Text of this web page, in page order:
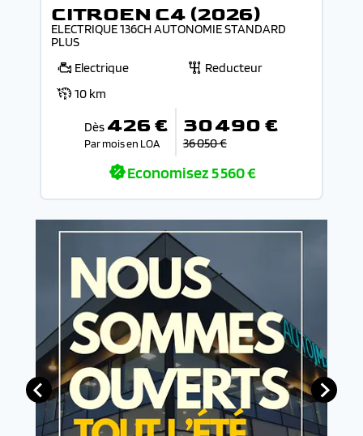
CITROEN C4 (2026)
ELECTRIQUE 136CH AUTONOMIE STANDARD
PLUS
Electrique
Reducteur
10 km
Dès 426 €
Par mois en LOA
30 490 €
36 050 €
Economisez5 560 €